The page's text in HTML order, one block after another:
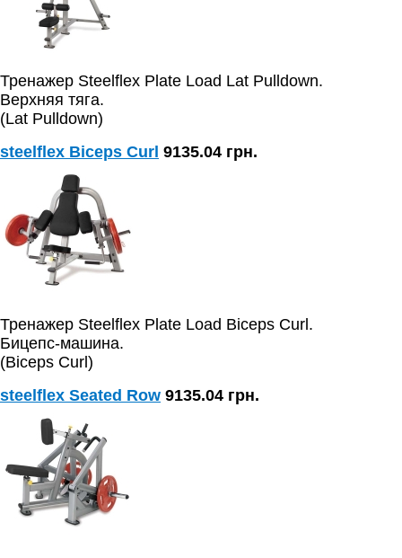
Тренажер Steelflex Plate Load Lat Pulldown.
Верхняя тяга.
(Lat Pulldown)
steelflex Biceps Curl 9135.04 грн.
Тренажер Steelflex Plate Load Biceps Curl.
Бицепс-машина.
(Biceps Curl)
steelflex Seated Row 9135.04 грн.